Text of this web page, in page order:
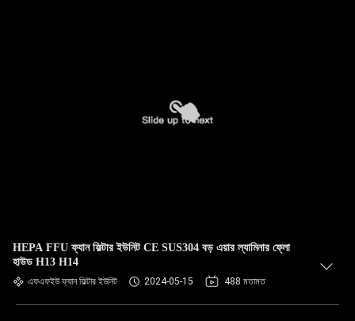
HEPA FFU ফ্যান ফিল্টার ইউনিট CE SUS304 বড় এয়ার ল্যামিনার ফ্লো
হাউড H13 H14
এফএফইউ ফ্যান ফিল্টার ইউনিট 2024-05-15 488 মতামত